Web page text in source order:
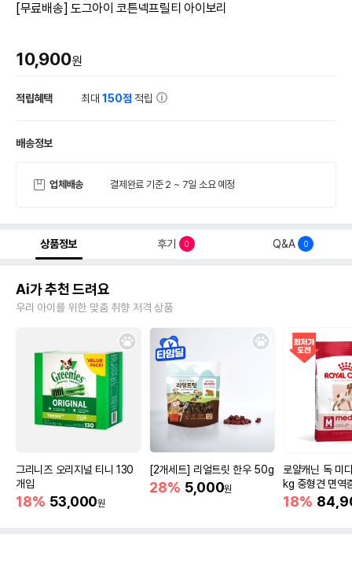
[무료배송] 도그아이 코튼넥프릴티 아이보리
10,900원
적립혜택 최대150점 적립
배송정보
업체배송 결제완료 기준 2 ~ 7일 소요 예정
상품정보 후기 0 Q&A 0
Ai가 추천 드려요
우리 아이를 위한 맞춤 취향 저격 상품
그리니즈 오리지널 티니 130
개입
18% 53,000원
[2개세트] 리얼트릿 한우 50g
28% 5,000원
로얄캐닌 독 미
kg 중형견 면역
18%